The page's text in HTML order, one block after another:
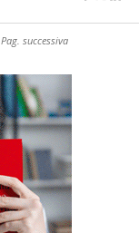
Pag. successiva